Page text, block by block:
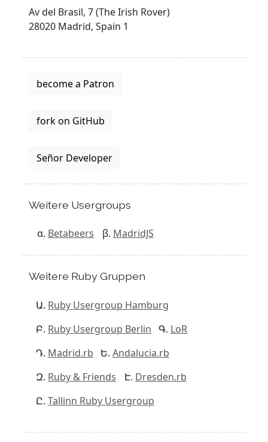
Av del Brasil, 7 (The Irish Rover)
28020 Madrid, Spain 1
become a Patron
fork on GitHub
Señor Developer
Weitere Usergroups
Betabeers MadridJS
Weitere Ruby Gruppen
Ruby Usergroup Hamburg
Ruby Usergroup Berlin
LoR
Madrid.rb
Andalucia.rb
Ruby & Friends
Dresden.rb
Tallinn Ruby Usergroup